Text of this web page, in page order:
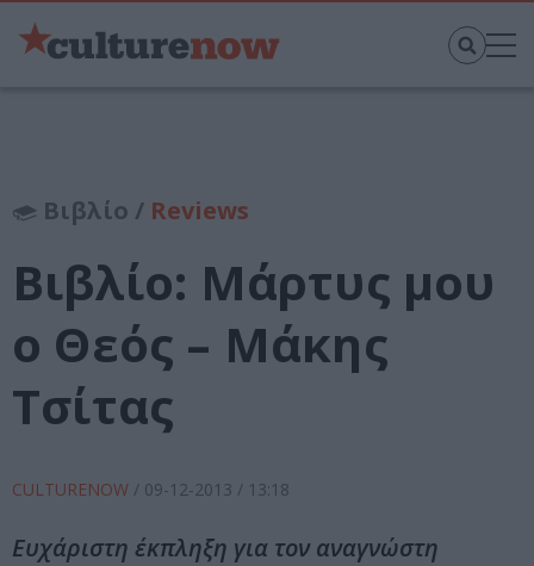
Βιβλίο / Reviews
Βιβλίο: Μάρτυς μου
ο Θεός – Μάκης
Τσίτας
CULTURENOW / 09-12-2013 / 13:18
Ευχάριστη έκπληξη για τον αναγνώστη